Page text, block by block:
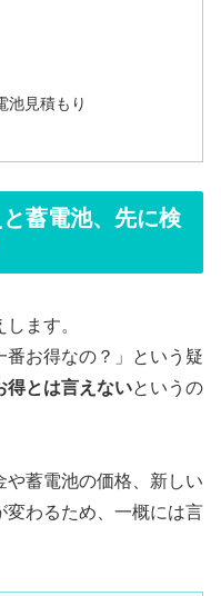
池見積もり
蓄電池、先に検
ます。
番お得なの？」という疑
得とは言えないというの
や蓄電池の価格、新しい
変わるため、一概には言